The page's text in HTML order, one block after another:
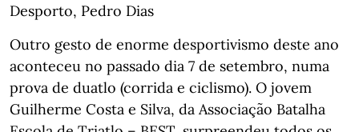
Desporto, Pedro Dias
Outro gesto de enorme desportivismo deste ano
aconteceu no passado dia 7 de setembro, numa
prova de duatlo (corrida e ciclismo). O jovem
Guilherme Costa e Silva, da Associação Batalha